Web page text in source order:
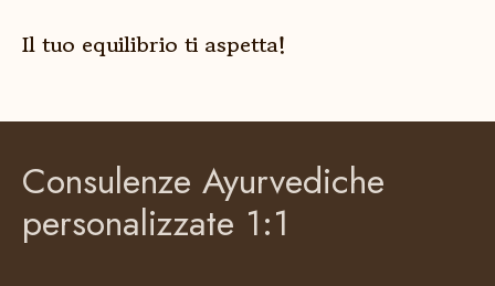
Il tuo equilibrio ti aspetta!
Consulenze Ayurvediche
personalizzate 1:1